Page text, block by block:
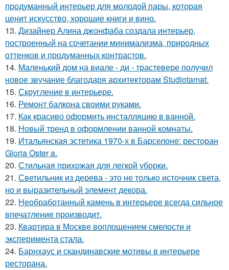
продуманный интерьер для молодой пары, которая
ценит искусство, хорошие книги и вино.
13. Дизайнер Алина джонфаба создала интерьер,
построенный на сочетании минимализма, природных
оттенков и продуманных контрастов.
14. Маленький дом на виале - ди - трастевере получил
новое звучание благодаря архитекторам Studiotamat.
15. Скругление в интерьере.
16. Ремонт балкона своими руками.
17. Как красиво оформить инсталляцию в ванной.
18. Новый тренд в оформлении ванной комнаты.
19. Итальянская эстетика 1970-х в Барселоне: ресторан
Gloria Oster a.
20. Стильная прихожая для легкой уборки.
21. Светильник из дерева - это не только источник света,
но и выразительный элемент декора.
22. Необработанный камень в интерьере всегда сильное
впечатление производит.
23. Квартира в Москве воплощением смелости и
эксперимента стала.
24. Барнхаус и скандинавские мотивы в интерьере
ресторана.